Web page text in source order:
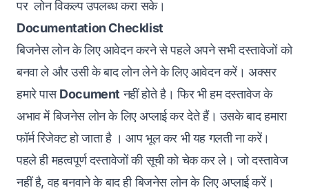
पर लोन विकल्प उपलब्ध करा सके।
Documentation Checklist
बिजनेस लोन के लिए आवेदन करने से पहले अपने सभी दस्तावेजों को
बनवा ले और उसी के बाद लोन लेने के लिए आवेदन करें। अक्सर
हमारे पासDocument नहीं होते है। फिर भी हम दस्तावेज के
अभाव में बिजनेस लोन के लिए अप्लाई कर देते हैं। उसके बाद हमारा
फॉर्म रिजेक्ट हो जाता है । आप भूल कर भी यह गलती ना करें।
पहले हीमहत्वपूर्ण दस्तावेजोंकी सूची को चेक कर ले। जो दस्तावेज
नहीं है, वह बनवाने के बाद ही बिजनेस लोन के लिए अप्लाई करें।